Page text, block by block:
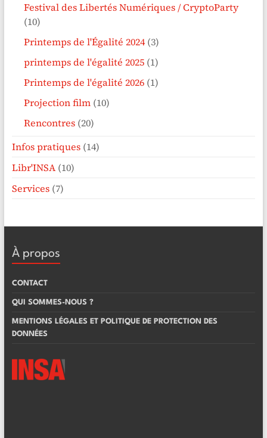
Festival des Libertés Numériques / CryptoParty
(10)
Printemps de l'Égalité 2024(3)
printemps de l'égalité 2025(1)
Printemps de l'égalité 2026(1)
Projection film(10)
Rencontres(20)
Infos pratiques(14)
Libr'INSA(10)
Services(7)
À propos
CONTACT
QUI SOMMES-NOUS ?
MENTIONS LÉGALES ET POLITIQUE DE PROTECTION DES
DONNÉES